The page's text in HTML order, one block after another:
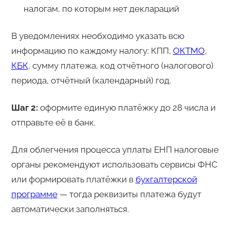
налогам, по которым нет деклараций
В уведомлениях необходимо указать всю
информацию по каждому налогу: КПП, ОКТМО,
КБК, сумму платежа, код отчётного (налогового)
периода, отчётный (календарный) год.
Шаг 2: оформите единую платёжку до 28 числа и
отправьте её в банк.
Для облегчения процесса уплаты ЕНП налоговые
органы рекомендуют использовать сервисы ФНС
или формировать платёжки в бухгалтерской
программе— тогда реквизиты платежа будут
автоматически заполняться.